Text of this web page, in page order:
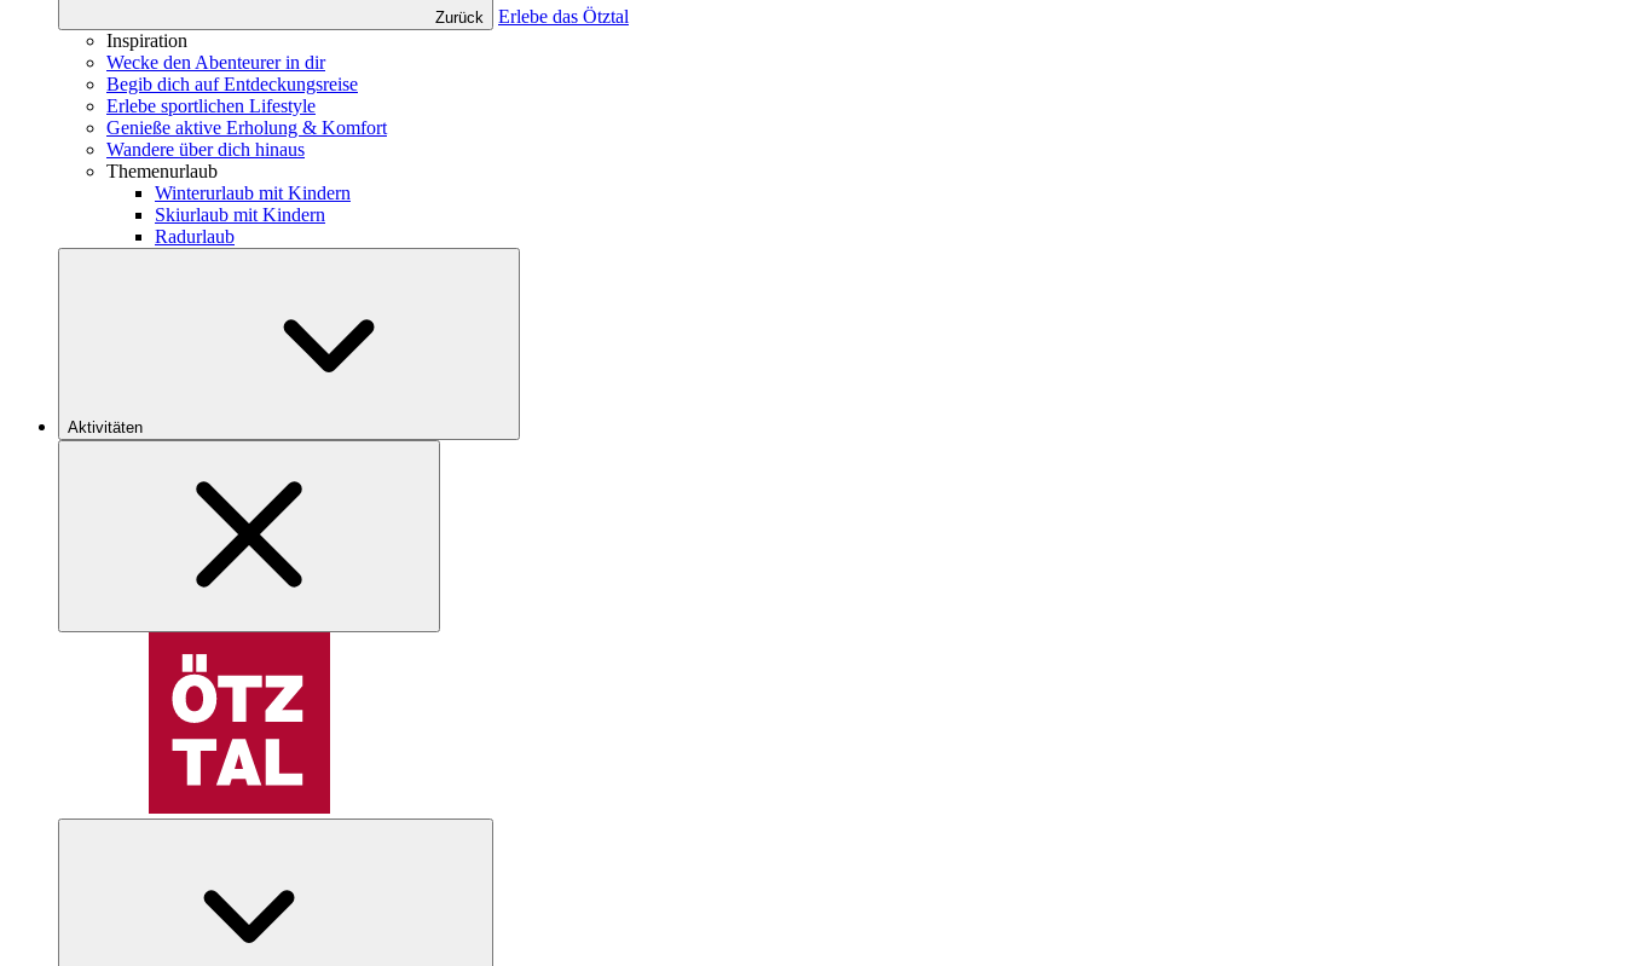
Zurück
Erlebe das Ötztal
Inspiration
Wecke den Abenteurer in dir
Begib dich auf Entdeckungsreise
Erlebe sportlichen Lifestyle
Genieße aktive Erholung & Komfort
Wandere über dich hinaus
Themenurlaub
Winterurlaub mit Kindern
Skiurlaub mit Kindern
Radurlaub
Aktivitäten